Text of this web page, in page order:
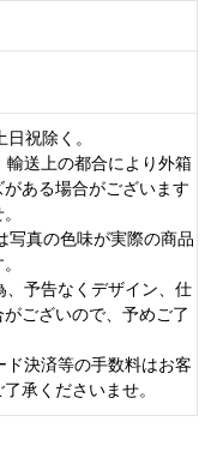
祝除く。
送上の都合により外箱
ある場合がございます
真の色味が実際の商品
予告なくデザイン、仕
ございので、予めご了
決済等の手数料はお客
承くださいませ。